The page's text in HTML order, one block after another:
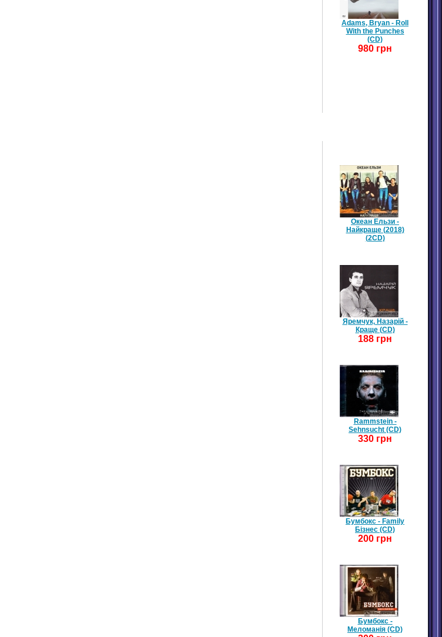
Adams, Bryan - Roll
With the Punches
(CD)
980 грн
Океан Ельзи -
Найкраще (2018)
(2CD)
Яремчук, Назарій -
Краще (CD)
188 грн
Rammstein -
Sehnsucht (CD)
330 грн
Бумбокс - Family
Бізнес (CD)
200 грн
Бумбокс -
Меломанія (CD)